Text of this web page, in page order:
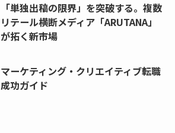
「単独出稿の限界」を突破する。複数
リテール横断メディア「ARUTANA」
が拓く新市場
マーケティング・クリエイティブ転職
成功ガイド